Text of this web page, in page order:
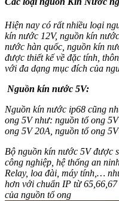
Hiện nay có rất nhiều loại
kín nước 12V, nguồn kín
nước hàn quốc, nguồn kín
được thiết kế về đặc tính,
với đa dạng mục đích của
Nguồn kín nước 5V:
Nguồn kín nước ip68 cũng
ong 5V như: nguồn tổ ong
ong 5V 20A, nguồn tổ ong
Bộ nguồn kín nước 5V được
công nghiệp, hệ thống an
Relay, loa đài, máy tính,…
hơn với chuẩn IP từ
của nguồn tổ ong